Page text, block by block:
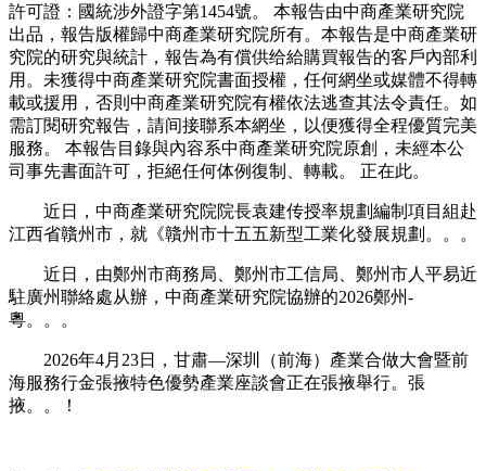
許可證：國統涉外證字第1454號。 本報告由中商產業研究院
出品，報告版權歸中商產業研究院所有。本報告是中商產業研
究院的研究與統計，報告為有償供给給購買報告的客戶內部利
用。未獲得中商產業研究院書面授權，任何網坐或媒體不得轉
載或援用，否則中商產業研究院有權依法逃查其法令責任。如
需訂閱研究報告，請间接聯系本網坐，以便獲得全程優質完美
服務。 本報告目錄與內容系中商產業研究院原創，未經本公
司事先書面許可，拒絕任何体例復制、轉載。 正在此。
近日，中商產業研究院院長袁建传授率規劃編制項目組赴
江西省贛州市，就《贛州市十五五新型工業化發展規劃。。。
近日，由鄭州市商務局、鄭州市工信局、鄭州市人平易近
駐廣州聯絡處从辦，中商產業研究院協辦的2026鄭州-
粵。。。
2026年4月23日，甘肅—深圳（前海）產業合做大會暨前
海服務行金張掖特色優勢產業座談會正在張掖舉行。張
掖。。！